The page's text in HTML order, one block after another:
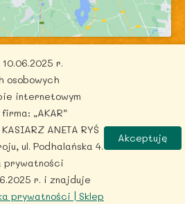
| Powered by
ITentego.pl
r.
osobowych
internetowym
„AKAR”
ANETA RYŚ
ul. Podhalańska 4.
prywatności
r. i znajduje
prywatności | Sklep
Akceptuję